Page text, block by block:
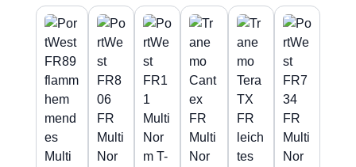
Produktgalerie überspringen